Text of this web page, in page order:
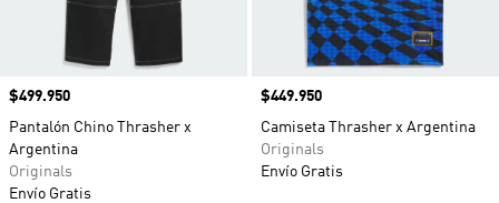
Precio
$499.950
Pantalón Chino Thrasher x
Argentina
Originals
Envío Gratis
Precio
$449.950
Camiseta Thrasher x Argentina
Originals
Envío Gratis